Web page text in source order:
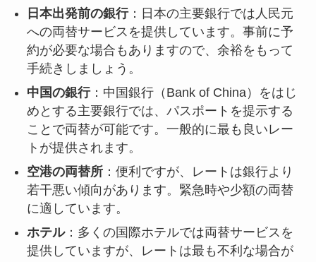
日本出発前の銀行：日本の主要銀行では人民元
への両替サービスを提供しています。事前に予
約が必要な場合もありますので、余裕をもって
手続きしましょう。
中国の銀行：中国銀行（Bank of China）をはじ
めとする主要銀行では、パスポートを提示する
ことで両替が可能です。一般的に最も良いレー
トが提供されます。
空港の両替所：便利ですが、レートは銀行より
若干悪い傾向があります。緊急時や少額の両替
に適しています。
ホテル：多くの国際ホテルでは両替サービスを
提供していますが、レートは最も不利な場合が